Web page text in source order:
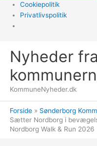
Cookiepolitik
Privatlivspolitik
indholdet
Nyheder fra
KommuneNyheder.dk
Forside
Sønderborg
Sætter Nordborg i
Nordborg Walk & Run 2026